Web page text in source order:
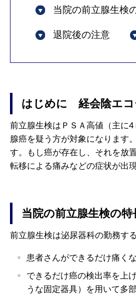
当院の前立腺生検
退院後の注意
はじめに 経会陰エコ
前立腺生検はＰＳＡ高値（主に
腺癌を疑う方が対象になります
す。もし癌が存在し、それを放
転移による痛みなどの症状が出
当院の前立腺生検の特
前立腺生検は泌尿器科の勤務す
患者さんができるだけ痛く
できるだけ癌の検出率を上
うな固定器具）を用いて多